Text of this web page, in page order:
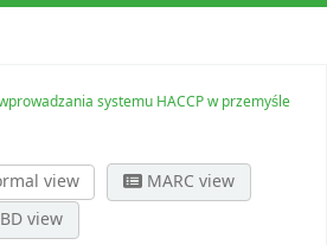
systemu HACCP w przemyśle
view
MARC view
view